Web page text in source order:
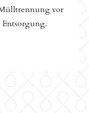
vor
Entsorgung.